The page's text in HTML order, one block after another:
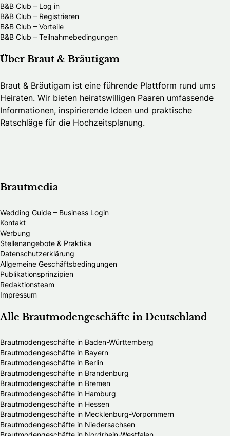
B&B Club – Log in
B&B Club – Registrieren
B&B Club – Vorteile
B&B Club – Teilnahmebedingungen
Über Braut & Bräutigam
Braut & Bräutigam ist eine führende Plattform rund ums
Heiraten. Wir bieten heiratswilligen Paaren umfassende
Informationen, inspirierende Ideen und praktische
Ratschläge für die Hochzeitsplanung.
Brautmedia
Wedding Guide – Business Login
Kontakt
Werbung
Stellenangebote & Praktika
Datenschutzerklärung
Allgemeine Geschäftsbedingungen
Publikationsprinzipien
Redaktionsteam
Impressum
Alle Brautmodengeschäfte in Deutschland
Brautmodengeschäfte in Baden-Württemberg
Brautmodengeschäfte in Bayern
Brautmodengeschäfte in Berlin
Brautmodengeschäfte in Brandenburg
Brautmodengeschäfte in Bremen
Brautmodengeschäfte in Hamburg
Brautmodengeschäfte in Hessen
Brautmodengeschäfte in Mecklenburg-Vorpommern
Brautmodengeschäfte in Niedersachsen